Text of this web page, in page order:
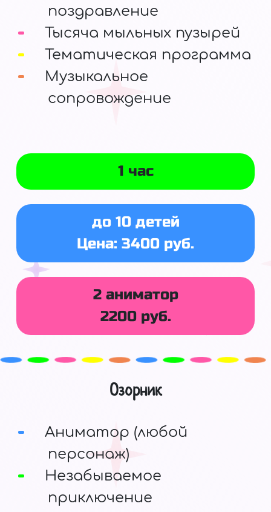
поздравление
Тысяча мыльных пузырей
Тематическая программа
Музыкальное
сопровождение
1 час
до 10 детей
Цена: 3400 руб.
2 аниматор
2200 руб.
Озорник
Аниматор (любой
персонаж)
Незабываемое
приключение